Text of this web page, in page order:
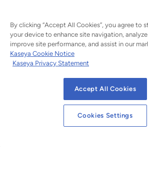
By clicking “Accept All Cookies”, you agree to
your device to enhance site navigation,
improve site performance, and assist in our
Kaseya Cookie Notice
Kaseya Privacy Statement
Accept All Cookies
Cookies Settings